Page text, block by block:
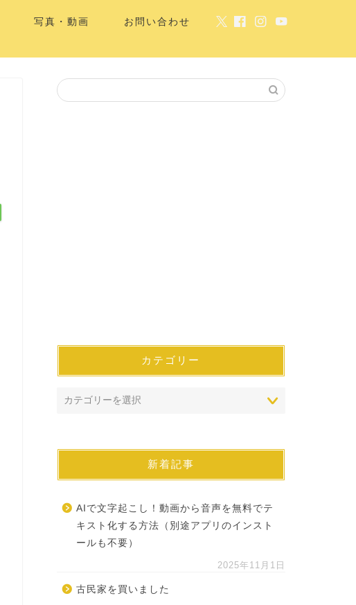
写真・動画 お問い合わせ
カテゴリー
新着記事
AIで文字起こし！動画から音声を無料でテ
キスト化する方法（別途アプリのインスト
ールも不要）
2025年11月1日
古民家を買いました